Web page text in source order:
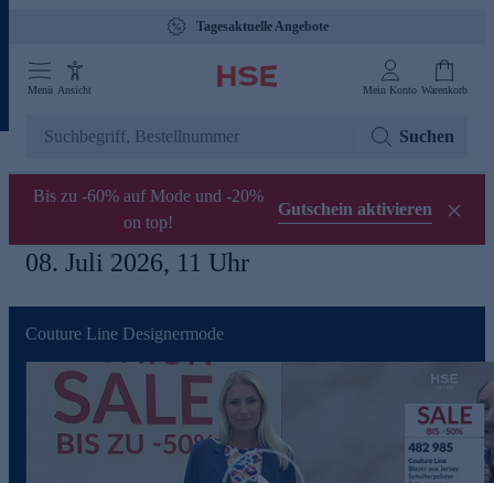
Tagesaktuelle Angebote
Menü Ansicht Mein Konto Warenkorb
Suchen
Bis zu -60% auf Mode und -20%
on top!
Gutschein aktivieren
08. Juli 2026, 11 Uhr
Couture Line Designermode